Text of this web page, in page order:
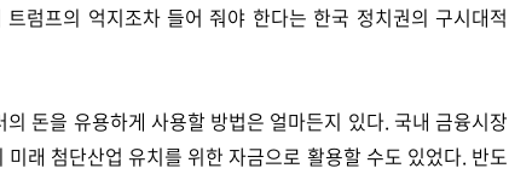
럼프의 억지조차 들어 줘야 한다는 한국 정치권의 구시대적
돈을 유용하게 사용할 방법은 얼마든지 있다. 국내 금융시장
래 첨단산업 유치를 위한 자금으로 활용할 수도 있었다. 반도